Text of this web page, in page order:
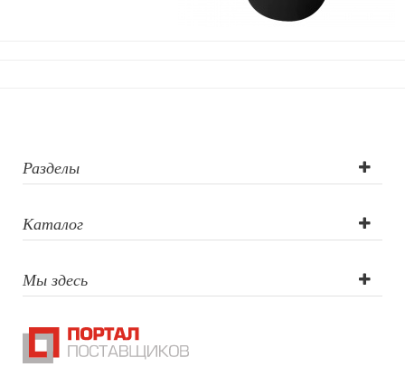
Домашний текстиль
Антистрессы
Светоотражатели
Разделы
Каталог
Мы здесь